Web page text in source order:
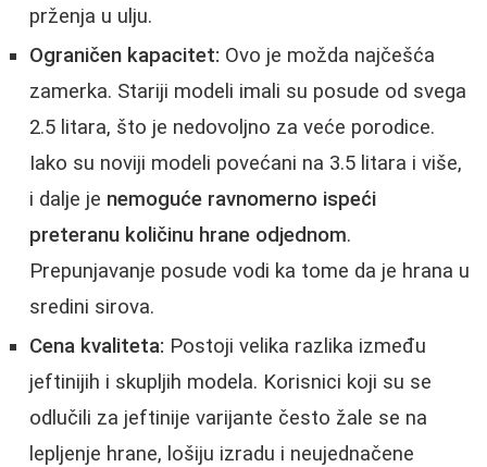
prženja u ulju.
Ograničen kapacitet: Ovo je možda najčešća
zamerka. Stariji modeli imali su posude od svega
2.5 litara, što je nedovoljno za veće porodice.
Iako su noviji modeli povećani na 3.5 litara i više,
i dalje je nemoguće ravnomerno ispeći
preteranu količinu hrane odjednom.
Prepunjavanje posude vodi ka tome da je hrana u
sredini sirova.
Cena kvaliteta: Postoji velika razlika između
jeftinijih i skupljih modela. Korisnici koji su se
odlučili za jeftinije varijante često žale se na
lepljenje hrane, lošiju izradu i neujednačene